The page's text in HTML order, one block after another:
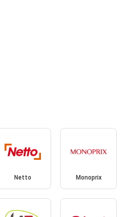
Netto Monoprix